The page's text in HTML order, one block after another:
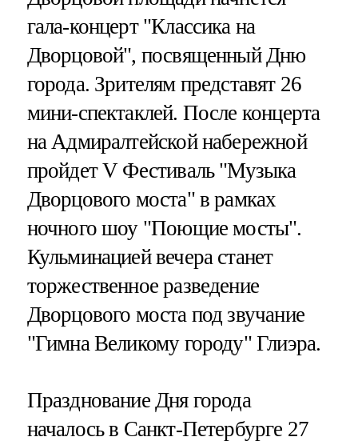
гала-концерт "Классика на
Дворцовой", посвященный Дню
города. Зрителям представят 26
мини-спектаклей. После концерта
на Адмиралтейской набережной
пройдет V Фестиваль "Музыка
Дворцового моста" в рамках
ночного шоу "Поющие мосты".
Кульминацией вечера станет
торжественное разведение
Дворцового моста под звучание
"Гимна Великому городу" Глиэра.
Празднование Дня города
началось в Санкт-Петербурге 27